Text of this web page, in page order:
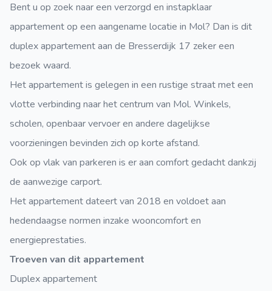
Bent u op zoek naar een verzorgd en instapklaar
appartement op een aangename locatie in Mol? Dan is dit
duplex appartement aan de Bresserdijk 17 zeker een
bezoek waard.
Het appartement is gelegen in een rustige straat met een
vlotte verbinding naar het centrum van Mol. Winkels,
scholen, openbaar vervoer en andere dagelijkse
voorzieningen bevinden zich op korte afstand.
Ook op vlak van parkeren is er aan comfort gedacht dankzij
de aanwezige carport.
Het appartement dateert van 2018 en voldoet aan
hedendaagse normen inzake wooncomfort en
energieprestaties.
Troeven van dit appartement
Duplex appartement